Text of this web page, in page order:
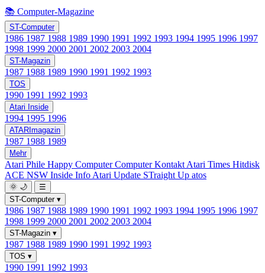
📚 Computer-Magazine
ST-Computer
1986 1987 1988 1989 1990 1991 1992 1993 1994 1995 1996 1997
1998 1999 2000 2001 2002 2003 2004
ST-Magazin
1987 1988 1989 1990 1991 1992 1993
TOS
1990 1991 1992 1993
Atari Inside
1994 1995 1996
ATARImagazin
1987 1988 1989
Mehr
Atari Phile Happy ComputerComputer Kontakt Atari Times Hitdisk
ACE NSW Inside Info Atari Update STraight Up atos
🌞 🌙
☰
ST-Computer ▾
1986 1987 1988 1989 1990 1991 1992 1993 1994 1995 1996 1997
1998 1999 2000 2001 2002 2003 2004
ST-Magazin ▾
1987 1988 1989 1990 1991 1992 1993
TOS ▾
1990 1991 1992 1993